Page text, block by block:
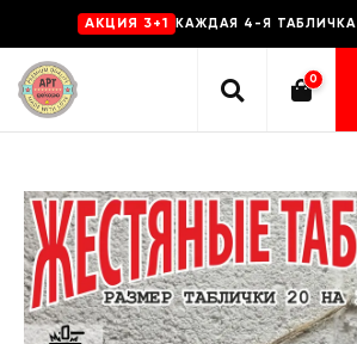
AKЦИЯ 3+1 КАЖДАЯ 4-Я ТАБЛИЧКА
0